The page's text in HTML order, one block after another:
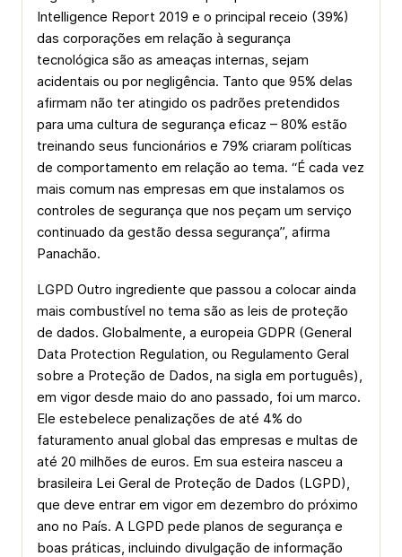
Intelligence Report 2019 e o principal receio (39%)
das corporações em relação à segurança
tecnológica são as ameaças internas, sejam
acidentais ou por negligência. Tanto que 95% delas
afirmam não ter atingido os padrões pretendidos
para uma cultura de segurança eficaz – 80% estão
treinando seus funcionários e 79% criaram políticas
de comportamento em relação ao tema. “É cada vez
mais comum nas empresas em que instalamos os
controles de segurança que nos peçam um serviço
continuado da gestão dessa segurança”, afirma
Panachão.
LGPD Outro ingrediente que passou a colocar ainda
mais combustível no tema são as leis de proteção
de dados. Globalmente, a europeia GDPR (General
Data Protection Regulation, ou Regulamento Geral
sobre a Proteção de Dados, na sigla em português),
em vigor desde maio do ano passado, foi um marco.
Ele estebelece penalizações de até 4% do
faturamento anual global das empresas e multas de
até 20 milhões de euros. Em sua esteira nasceu a
brasileira Lei Geral de Proteção de Dados (LGPD),
que deve entrar em vigor em dezembro do próximo
ano no País. A LGPD pede planos de segurança e
boas práticas, incluindo divulgação de informação